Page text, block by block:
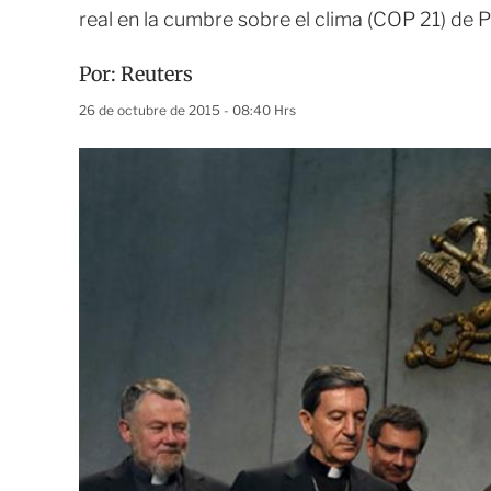
real en la cumbre sobre el clima (COP 21) de
Por: Reuters
26 de octubre de 2015 - 08:40 Hrs